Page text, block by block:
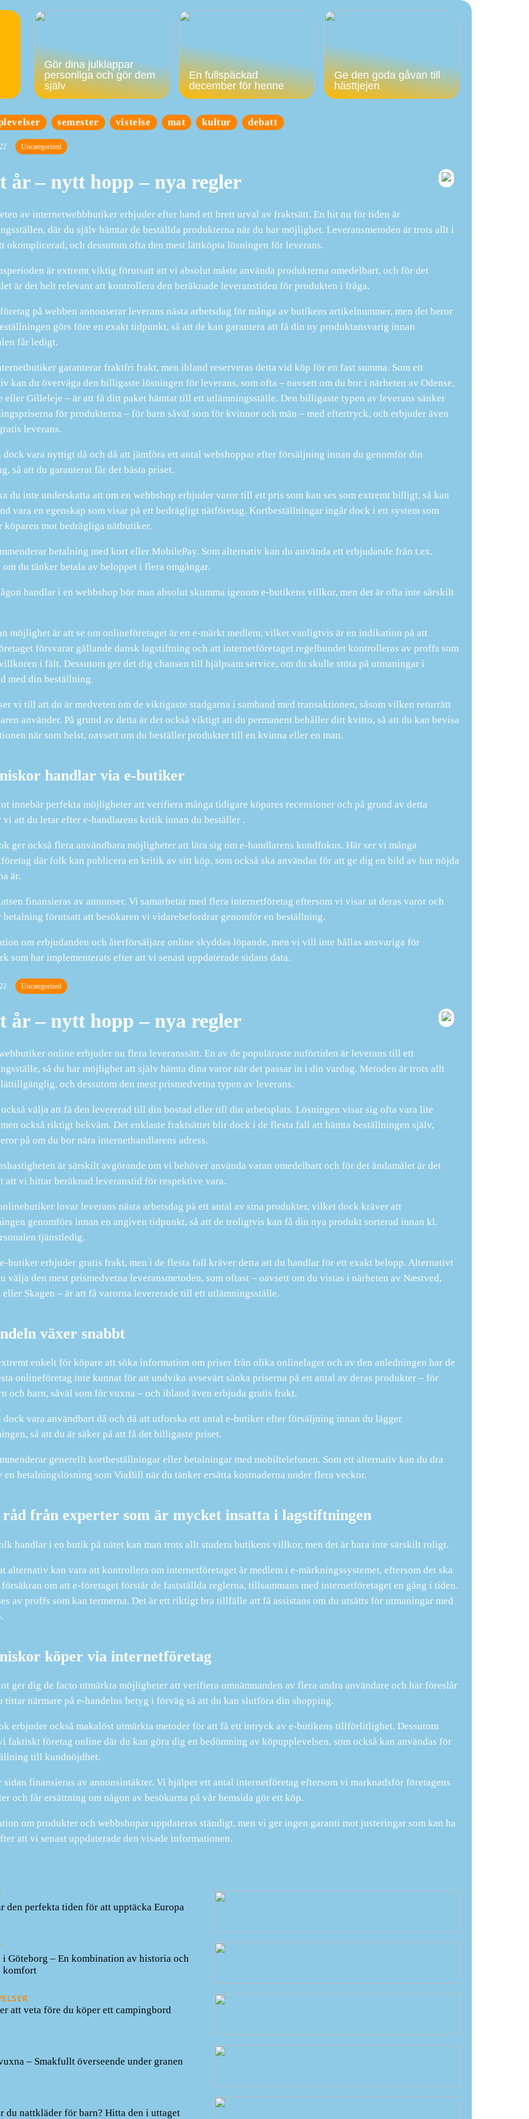
Gör dina julklappar
personliga och gör dem
själv
En fullspäckad
december för henne
Ge den goda gåvan till
hästtjejen
semester vistelse mat kultur debatt
Uncategorized
år – nytt hopp – nya regler
av internetwebbbutiker erbjuder efter hand ett brett urval av fraktsätt. En hit nu för tiden är
där du själv hämtar de beställda produkterna när du har möjlighet. Leveransmetoden är trots allt i
okomplicerad, och dessutom ofta den mest lättköpta lösningen för leverans.
är extremt viktig förutsatt att vi absolut måste använda produkterna omedelbart, och för det
är det helt relevant att kontrollera den beräknade leveranstiden för produkten i fråga.
på webben annonserar leverans nästa arbetsdag för många av butikens artikelnummer, men det beror
görs före en exakt tidpunkt, så att de kan garantera att få din ny produktansvarig innan
får ledigt.
garanterar fraktfri frakt, men ibland reserveras detta vid köp för en fast summa. Som ett
kan du överväga den billigaste lösningen för leverans, som ofta – oavsett om du bor i närheten av Odense,
eller Gilleleje – är att få ditt paket hämtat till ett utlämningsställe. Den billigaste typen av leverans sänker
för produkterna – för barn såväl som för kvinnor och män – med eftertryck, och erbjuder även
leverans.
dock vara nyttigt då och då att jämföra ett antal webshoppar efter försäljning innan du genomför din
så att du garanterat får det bästa priset.
du inte underskatta att om en webbshop erbjuder varor till ett pris som kan ses som extremt billigt, så kan
vara en egenskap som visar på ett bedrägligt nätföretag. Kortbeställningar ingår dock i ett system som
köparen mot bedrägliga nätbutiker.
betalning med kort eller MobilePay. Som alternativ kan du använda ett erbjudande från t.ex.
du tänker betala av beloppet i flera omgångar.
handlar i en webbshop bör man absolut skumma igenom e-butikens villkor, men det är ofta inte särskilt
möjlighet är att se om onlineföretaget är en e-märkt medlem, vilket vanligtvis är en indikation på att
försvarar gällande dansk lagstiftning och att internetföretaget regelbundet kontrolleras av proffs som
i fält. Dessutom ger det dig chansen till hjälpsam service, om du skulle stöta på utmaningar i
med din beställning.
vi till att du är medveten om de viktigaste stadgarna i samband med transaktionen, såsom vilken returrätt
använder. På grund av detta är det också viktigt att du permanent behåller ditt kvitto, så att du kan bevisa
när som helst, oavsett om du beställer produkter till en kvinna eller en man.
handlar via e-butiker
innebär perfekta möjligheter att verifiera många tidigare köpares recensioner och på grund av detta
vi att du letar efter e-handlarens kritik innan du beställer .
ger också flera användbara möjligheter att lära sig om e-handlarens kundfokus. Här ser vi många
där folk kan publicera en kritik av sitt köp, som också ska användas för att ge dig en bild av hur nöjda
är.
finansieras av annonser. Vi samarbetar med flera internetföretag eftersom vi visar ut deras varor och
betalning förutsatt att besökaren vi vidarebefordrar genomför en beställning.
om erbjudanden och återförsäljare online skyddas löpande, men vi vill inte hållas ansvariga för
som har implementerats efter att vi senast uppdaterade sidans data.
Uncategorized
år – nytt hopp – nya regler
online erbjuder nu flera leveranssätt. En av de populäraste nuförtiden är leverans till ett
så du har möjlighet att själv hämta dina varor när det passar in i din vardag. Metoden är trots allt
och dessutom den mest prismedvetna typen av leverans.
välja att få den levererad till din bostad eller till din arbetsplats. Lösningen visar sig ofta vara lite
också riktigt bekväm. Det enklaste fraktsättet blir dock i de flesta fall att hämta beställningen själv,
på om du bor nära internethandlarens adress.
är särskilt avgörande om vi behöver använda varan omedelbart och för det ändamålet är det
att vi hittar beräknad leveranstid för respektive vara.
lovar leverans nästa arbetsdag på ett antal av sina produkter, vilket dock kräver att
genomförs innan en angiven tidpunkt, så att de troligtvis kan få din nya produkt sorterad innan kl.
tjänstledig.
butiker erbjuder gratis frakt, men i de flesta fall kräver detta att du handlar för ett exakt belopp. Alternativt
välja den mest prismedvetna leveransmetoden, som oftast – oavsett om du vistas i närheten av Næstved,
Skagen – är att få varorna levererade till ett utlämningsställe.
växer snabbt
enkelt för köpare att söka information om priser från olika onlinelager och av den anledningen har de
onlineföretag inte kunnat för att undvika avsevärt sänka priserna på ett antal av deras produkter – för
och barn, såväl som för vuxna – och ibland även erbjuda gratis frakt.
dock vara användbart då och då att utforska ett antal e-butiker efter försäljning innan du lägger
så att du är säker på att få det billigaste priset.
generellt kortbeställningar eller betalningar med mobiltelefonen. Som ett alternativ kan du dra
en betalningslösning som ViaBill när du tänker ersätta kostnaderna under flera veckor.
från experter som är mycket insatta i lagstiftningen
handlar i en butik på nätet kan man trots allt studera butikens villkor, men det är bara inte särskilt roligt.
alternativ kan vara att kontrollera om internetföretaget är medlem i e-märkningssystemet, eftersom det ska
försäkran om att e-företaget förstår de fastställda reglerna, tillsammans med internetföretaget en gång i tiden.
av proffs som kan termerna. Det är ett riktigt bra tillfälle att få assistans om du utsätts för utmaningar med
köper via internetföretag
ger dig de facto utmärkta möjligheter att verifiera omnämnanden av flera andra användare och här föreslår
tittar närmare på e-handelns betyg i förväg så att du kan slutföra din shopping.
erbjuder också makalöst utmärkta metoder för att få ett intryck av e-butikens tillförlitlighet. Dessutom
faktiskt företag online där du kan göra dig en bedömning av köpupplevelsen, som också kan användas för
till kundnöjdhet.
sidan finansieras av annonsintäkter. Vi hjälper ett antal internetföretag eftersom vi marknadsför företagens
och får ersättning om någon av besökarna på vår hemsida gör ett köp.
om produkter och webbshopar uppdateras ständigt, men vi ger ingen garanti mot justeringar som kan ha
att vi senast uppdaterade den visade informationen.
den perfekta tiden för att upptäcka Europa
i Göteborg – En kombination av historia och
komfort
att veta före du köper ett campingbord
– Smakfullt överseende under granen
du nattkläder för barn? Hitta den i uttaget